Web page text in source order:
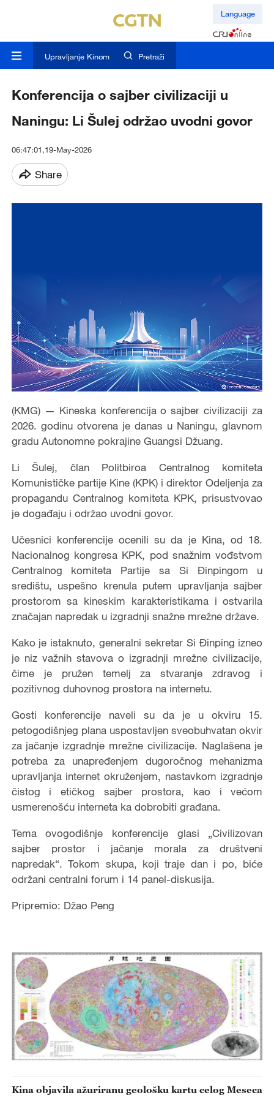
Language
Upravljanje Kinom Pretraži
Konferencija o sajber civilizaciji u
Naningu: Li Šulej održao uvodni govor
06:47:01,19-May-2026
Share
(KMG) — Kineska konferencija o sajber civilizaciji za
2026. godinu otvorena je danas u Naningu, glavnom
gradu Autonomne pokrajine Guangsi Džuang.
Li Šulej, član Politbiroa Centralnog komiteta
Komunističke partije Kine (KPK) i direktor Odeljenja za
propagandu Centralnog komiteta KPK, prisustvovao
je događaju i održao uvodni govor.
Učesnici konferencije ocenili su da je Kina, od 18.
Nacionalnog kongresa KPK, pod snažnim vođstvom
Centralnog komiteta Partije sa Si Đinpingom u
središtu, uspešno krenula putem upravljanja sajber
prostorom sa kineskim karakteristikama i ostvarila
značajan napredak u izgradnji snažne mrežne države.
Kako je istaknuto, generalni sekretar Si Đinping izneo
je niz važnih stavova o izgradnji mrežne civilizacije,
čime je pružen temelj za stvaranje zdravog i
pozitivnog duhovnog prostora na internetu.
Gosti konferencije naveli su da je u okviru 15.
petogodišnjeg plana uspostavljen sveobuhvatan okvir
za jačanje izgradnje mrežne civilizacije. Naglašena je
potreba za unapređenjem dugoročnog mehanizma
upravljanja internet okruženjem, nastavkom izgradnje
čistog i etičkog sajber prostora, kao i većom
usmerenošću interneta ka dobrobiti građana.
Tema ovogodišnje konferencije glasi „Civilizovan
sajber prostor i jačanje morala za društveni
napredak“. Tokom skupa, koji traje dan i po, biće
održani centralni forum i 14 panel-diskusija.
Pripremio: Džao Peng
Kina objavila ažuriranu geološku kartu celog Meseca